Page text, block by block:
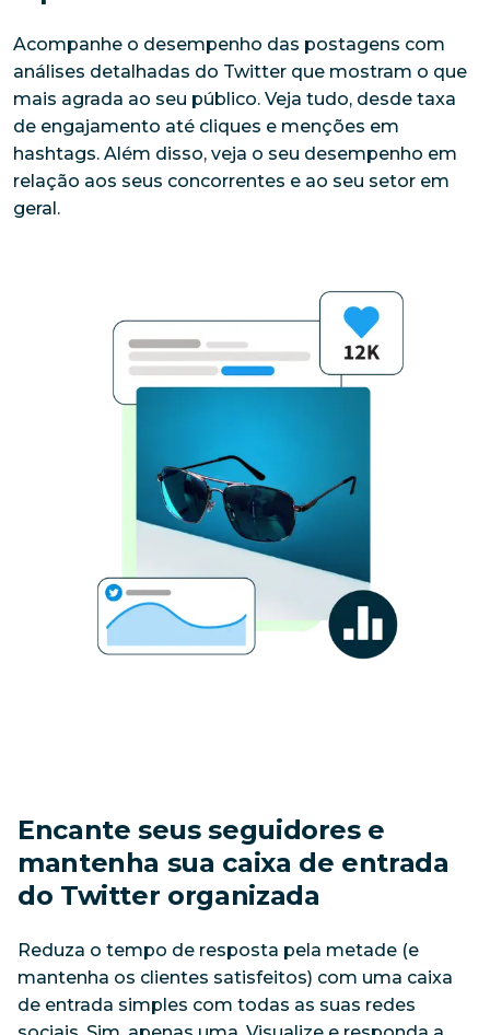
Acompanhe o desempenho das postagens com
análises detalhadas do Twitter que mostram o que
mais agrada ao seu público. Veja tudo, desde taxa
de engajamento até cliques e menções em
hashtags. Além disso, veja o seu desempenho em
relação aos seus concorrentes e ao seu setor em
geral.
Encante seus seguidores e
mantenha sua caixa de entrada
do Twitter organizada
Reduza o tempo de resposta pela metade (e
mantenha os clientes satisfeitos) com uma caixa
de entrada simples com todas as suas redes